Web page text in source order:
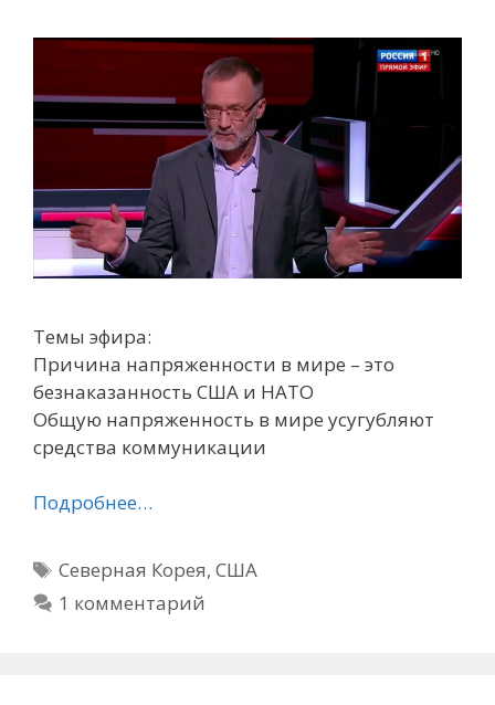
Темы эфира:
Причина напряженности в мире – это
безнаказанность США и НАТО
Общую напряженность в мире усугубляют
средства коммуникации
Подробнее…
Метки
Северная Корея,США
1 комментарий